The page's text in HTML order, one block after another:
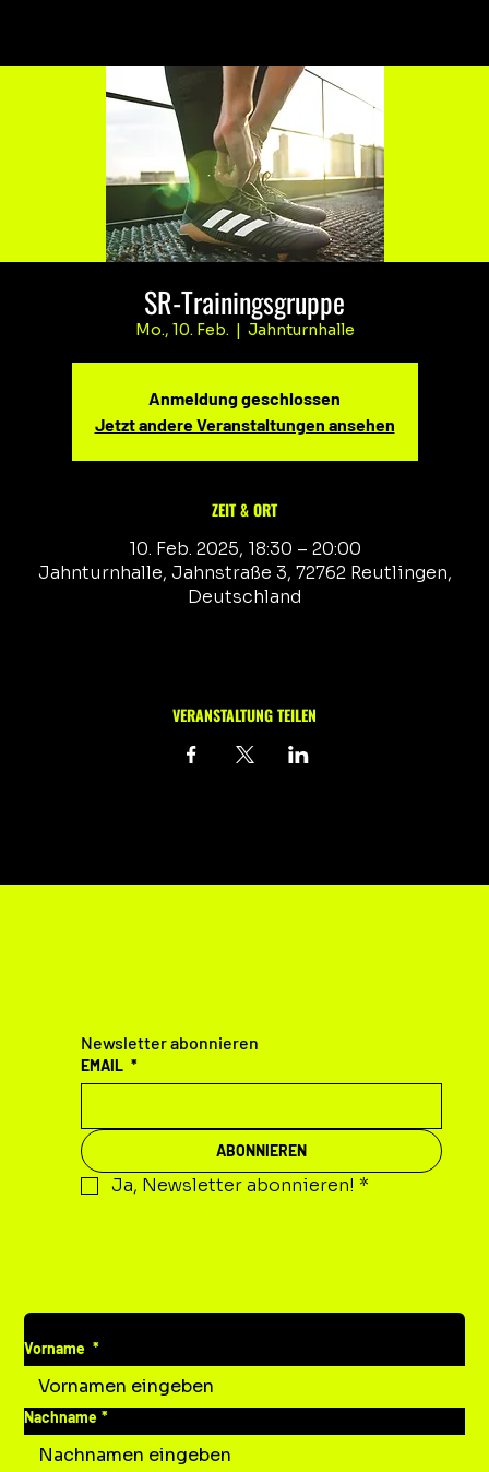
SR-Trainingsgruppe
Mo., 10. Feb.
  |
Jahnturnhalle
Anmeldung geschlossen
Jetzt andere Veranstaltungen ansehen
ZEIT & ORT
10. Feb. 2025, 18:30 – 20:00
Jahnturnhalle, Jahnstraße 3, 72762 Reutlingen,
Deutschland
VERANSTALTUNG TEILEN
Newsletter abonnieren
EMAIL *
ABONNIEREN
Ja, Newsletter abonnieren! *
DEINE MITTEILUNG AN UNS
Vorname *
Nachname *